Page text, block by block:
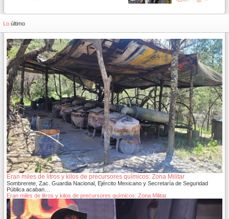
Lo último
Eran miles de litros y kilos de precursores químicos: Zona Militar
Sombrerete, Zac. Guardia Nacional, Ejército Mexicano y Secretaría de Seguridad
Pública acaban…
Eran miles de litros y kilos de precursores químicos: Zona Militar